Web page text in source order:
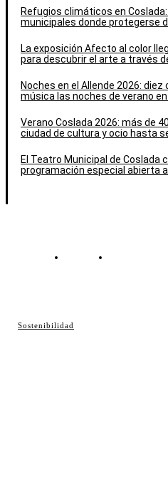
Sostenibilidad
Refugios climáticos en
municipales donde protegerse
La exposición Afecto al color
para descubrir el arte a través
Noches en el Allende 2026:
música las noches de verano
Verano Coslada 2026: más de
ciudad de cultura y ocio hasta
El Teatro Municipal de Coslada
programación especial abierta
Contacto Política de